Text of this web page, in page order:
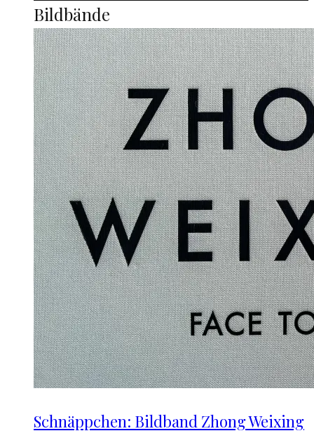
Bildbände
Schnäppchen: Bildband Zhong Weixing